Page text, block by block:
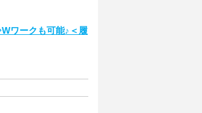
ワークも可能♪＜履